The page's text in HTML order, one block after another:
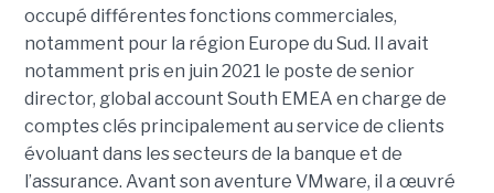
occupé différentes fonctions commerciales,
notamment pour la région Europe du Sud. Il avait
notamment pris en juin 2021 le poste de senior
director, global account South EMEA en charge de
comptes clés principalement au service de clients
évoluant dans les secteurs de la banque et de
l’assurance. Avant son aventure VMware, il a œuvré